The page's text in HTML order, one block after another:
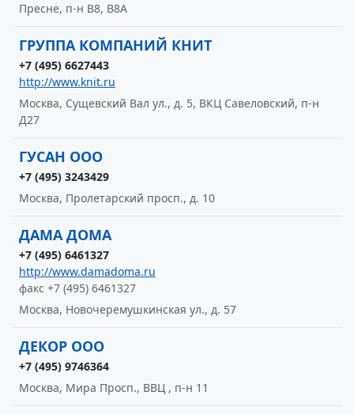
Пресне, п-н В8, В8А
ГРУППА КОМПАНИЙ КНИТ
+7 (495) 6627443
http://www.knit.ru
Москва, Сущевский Вал ул., д. 5, ВКЦ Савеловский, п-н
Д27
ГУСАН ООО
+7 (495) 3243429
Москва, Пролетарский просп., д. 10
ДАМА ДОМА
+7 (495) 6461327
http://www.damadoma.ru
факс +7 (495) 6461327
Москва, Новочеремушкинская ул., д. 57
ДЕКОР ООО
+7 (495) 9746364
Москва, Мира Просп., ВВЦ , п-н 11